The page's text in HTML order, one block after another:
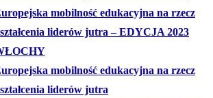
mobilność edukacyjna na rzecz
liderów jutra – EDYCJA 2023
mobilność edukacyjna na rzecz
liderów jutra